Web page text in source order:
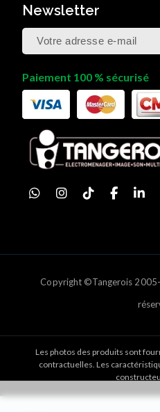
Newsletter
Paiement 100 % sécurisé
Copyright ©Tangerois
Les photos des produits sont
contractuelles. Les